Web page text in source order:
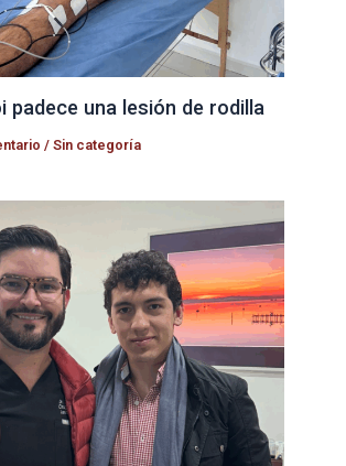
padece una lesión de rodilla
/Sin categoría